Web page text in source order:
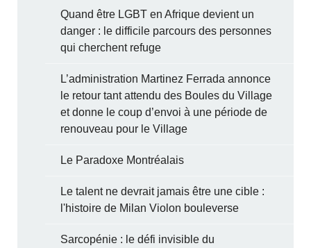
Quand être LGBT en Afrique devient un
danger : le difficile parcours des personnes
qui cherchent refuge
L’administration Martinez Ferrada annonce
le retour tant attendu des Boules du Village
et donne le coup d’envoi à une période de
renouveau pour le Village
Le Paradoxe Montréalais
Le talent ne devrait jamais être une cible :
l'histoire de Milan Violon bouleverse
Sarcopénie : le défi invisible du